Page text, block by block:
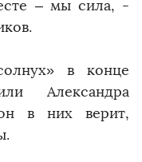
– мы сила, -
в конце
Александра
в них верит,